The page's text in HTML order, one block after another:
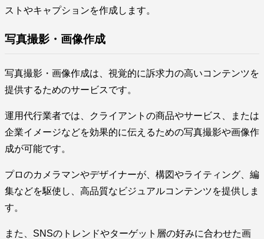
ストやキャプションを作成します。
写真撮影・画像作成
写真撮影・画像作成は、視覚的に訴求力の高いコンテンツを
提供するためのサービスです。
運用代行業者では、クライアントの商品やサービス、または
企業イメージなどを効果的に伝えるための写真撮影や画像作
成が可能です。
プロのカメラマンやデザイナーが、構図やライティング、編
集などを駆使し、高品質なビジュアルコンテンツを提供しま
す。
また、SNSのトレンドやターゲット層の好みに合わせた画